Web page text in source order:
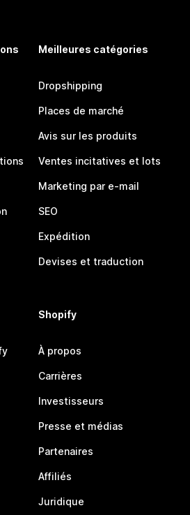
Meilleures catégories
Dropshipping
Places de marché
Avis sur les produits
Ventes incitatives et lots
Marketing par e-mail
SEO
Expédition
Devises et traduction
Shopify
À propos
Carrières
Investisseurs
Presse et médias
Partenaires
Affiliés
Juridique